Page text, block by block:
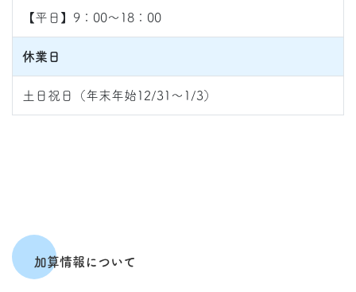
【平日】9：00～18：00
休業日
土日祝日（年末年始12/31～1/3）
加算情報について